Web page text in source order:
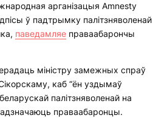
арганізацыя Amnesty
ў падтрымку палітзняволенай
паведамляе праваабарончы
міністру замежных спраў
каб “ён уздымаў
палітзняволенай на
праваабаронцы.